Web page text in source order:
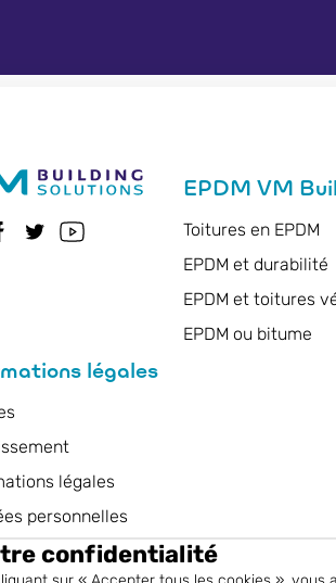
nous sur LinkedIn
nous sur Facebook
VMBSO.general.social.twitter.follow
Visitez notre chaîne YouTube
EPDM VM
Toitures en EPDM
EPDM et durabilité
EPDM et toitures
EPDM ou bitume
légales
légales
personnelles
générales
confidentialité